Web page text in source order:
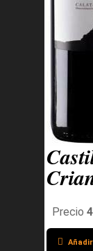
Precio